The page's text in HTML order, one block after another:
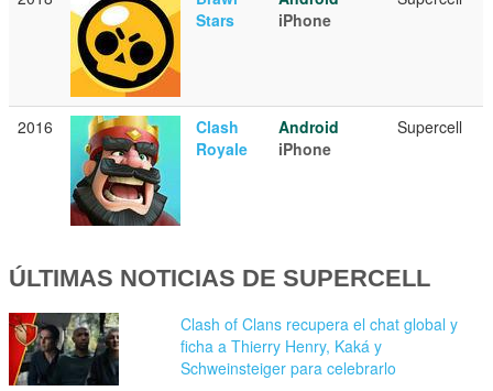
Stars
iPhone
2016
Clash
Royale
Android
iPhone
Supercell
ÚLTIMAS NOTICIAS DE SUPERCELL
Clash of Clans recupera el chat global y
ficha a Thierry Henry, Kaká y
Schweinsteiger para celebrarlo